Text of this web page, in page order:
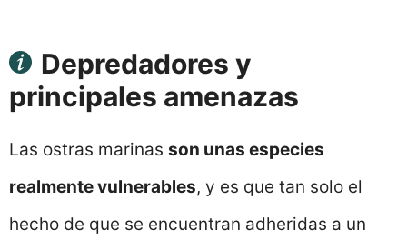
Depredadores y
principales amenazas
Las ostras marinas son unas especies
realmente vulnerables, y es que tan solo el
hecho de que se encuentran adheridas a un